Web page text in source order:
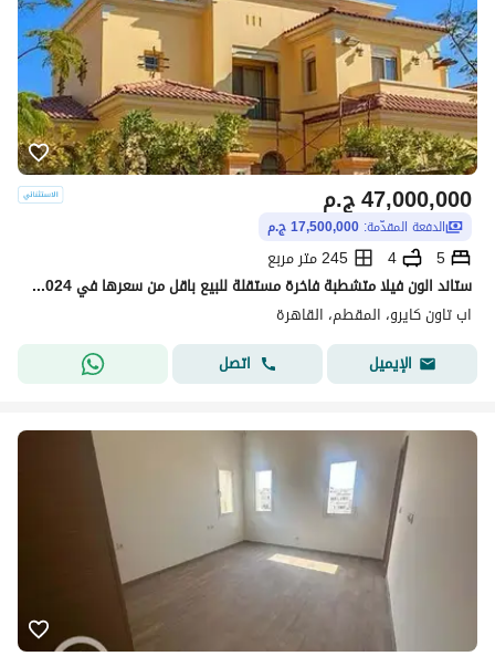
ج.م47,000,000
الدفعة المقدّمة: 17,500,000 ج.م
5
4
245 متر مربع
ستاند الون فيلا متشطبة فاخرة مستقلة للبيع باقل من سعرها في 2024 ب 4 مليون في أب تاون كايرو
اب تاون كايرو، المقطم، القاهرة
الإيميل
اتصل